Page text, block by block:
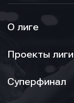
О лиге
Проекты лиги
Суперфинал